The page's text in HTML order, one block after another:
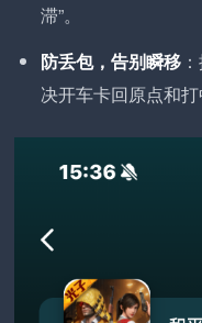
滞”。
防丢包，告别瞬移
决开车卡回原点和打